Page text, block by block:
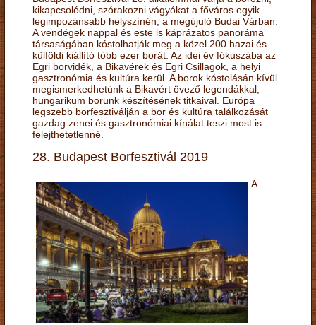
kikapcsolódni, szórakozni vágyókat a főváros egyik
legimpozánsabb helyszínén, a megújuló Budai Várban.
A vendégek nappal és este is káprázatos panoráma
társaságában kóstolhatják meg a közel 200 hazai és
külföldi kiállító több ezer borát. Az idei év fókuszába az
Egri borvidék, a Bikavérek és Egri Csillagok, a helyi
gasztronómia és kultúra kerül. A borok kóstolásán kívül
megismerkedhetünk a Bikavért övező legendákkal,
hungarikum borunk készítésének titkaival. Európa
legszebb borfesztiválján a bor és kultúra találkozását
gazdag zenei és gasztronómiai kínálat teszi most is
felejthetetlenné.
28. Budapest Borfesztivál 2019
A